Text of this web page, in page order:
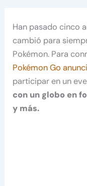
Han pasado cinco
cambió para
Pokémon. Para
Pokémon Go
participar en un
con un globo en
y más.